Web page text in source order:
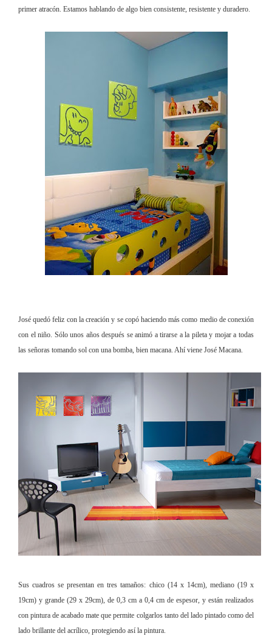
primer atracón. Estamos hablando de algo bien consistente, resistente y duradero.
José quedó feliz con la creación y se copó haciendo más como medio de conexión
con el niño. Sólo unos años después se animó a tirarse a la pileta y mojar a todas
las señoras tomando sol con una bomba, bien macana. Ahí viene José Macana.
Sus cuadros se presentan en tres tamaños: chico (14 x 14cm), mediano (19 x
19cm) y grande (29 x 29cm), de 0,3 cm a 0,4 cm de espesor, y están realizados
con pintura de acabado mate que permite colgarlos tanto del lado pintado como del
lado brillante del acrílico, protegiendo así la pintura.